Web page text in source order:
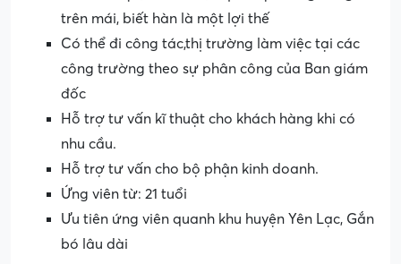
trên mái, biết hàn là một lợi thế
Có thể đi công tác,thị trường làm việc tại các
công trường theo sự phân công của Ban giám
đốc
Hỗ trợ tư vấn kĩ thuật cho khách hàng khi có
nhu cầu.
Hỗ trợ tư vấn cho bộ phận kinh doanh.
Ứng viên từ: 21 tuổi
Ưu tiên ứng viên quanh khu huyện Yên Lạc, Gắn
bó lâu dài